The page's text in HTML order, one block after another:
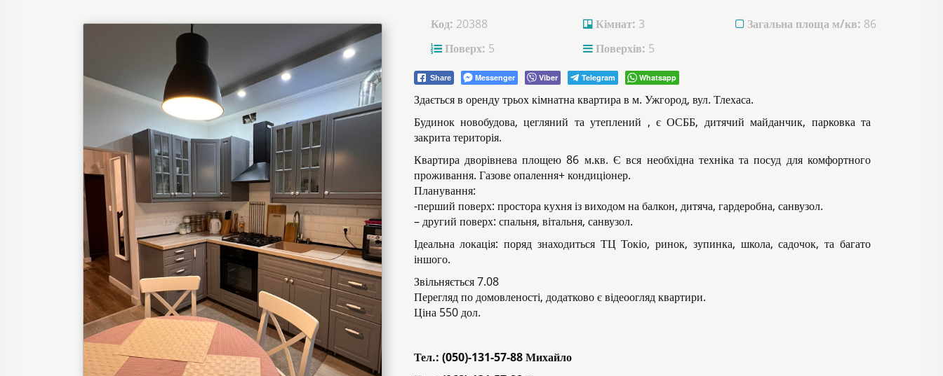
Код: 20388 Кімнат: 3 Загальна площа м/кв: 86
Поверх: 5 Поверхів: 5
Share Messenger Viber Telegram Whatsapp
Здається в оренду трьох кімнатна квартира в м. Ужгород, вул. Тлехаса.
Будинок новобудова, цегляний та утеплений , є ОСББ, дитячий майданчик, парковка та
закрита територія.
Квартира дворівнева площею 86 м.кв. Є вся необхідна техніка та посуд для комфортного
проживання. Газове опалення+ кондиціонер.
Планування:
-перший поверх: простора кухня із виходом на балкон, дитяча, гардеробна, санвузол.
– другий поверх: спальня, вітальня, санвузол.
Ідеальна локація: поряд знаходиться ТЦ Токіо, ринок, зупинка, школа, садочок, та багато
іншого.
Звільняється 7.08
Перегляд по домовленості, додатково є відеоогляд квартири.
Ціна 550 дол.
Тел.: (050)-131-57-88 Михайло